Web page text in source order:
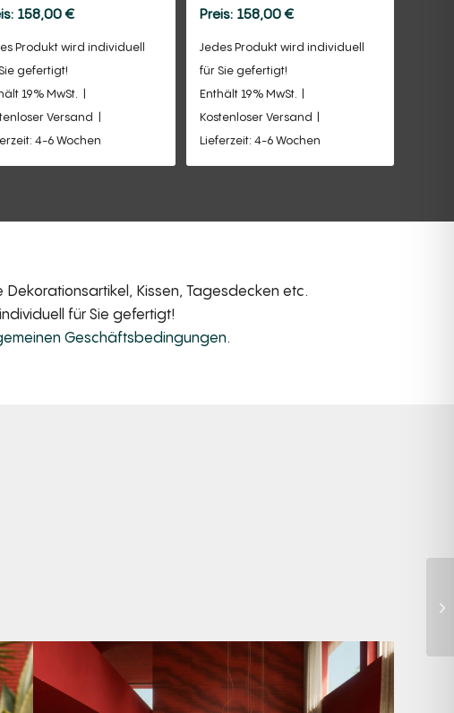
158,00€
Produkt wird individuell
gefertigt!
19% MwSt.
Versand
4-6 Wochen
158,00€
Jedes Produkt wird individuell
für Sie gefertigt!
Enthält 19% MwSt.
Kostenloser Versand
Lieferzeit: 4-6 Wochen
Kissen, Tagesdecken etc.
für Sie gefertigt!
Geschäftsbedingungen.
Manyara. Inspiriert von der Weite Afrikas.
59 2